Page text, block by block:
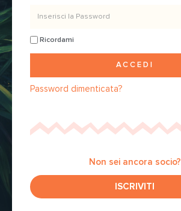
Ricordami
ACCEDI
Password dimenticata?
Non sei ancora socio?
ISCRIVITI